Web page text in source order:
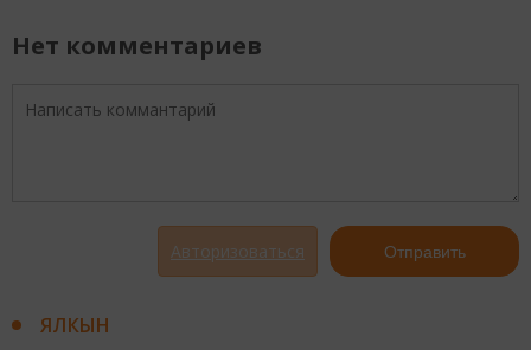
Нет комментариев
Авторизоваться Отправить
ЯЛКЫН